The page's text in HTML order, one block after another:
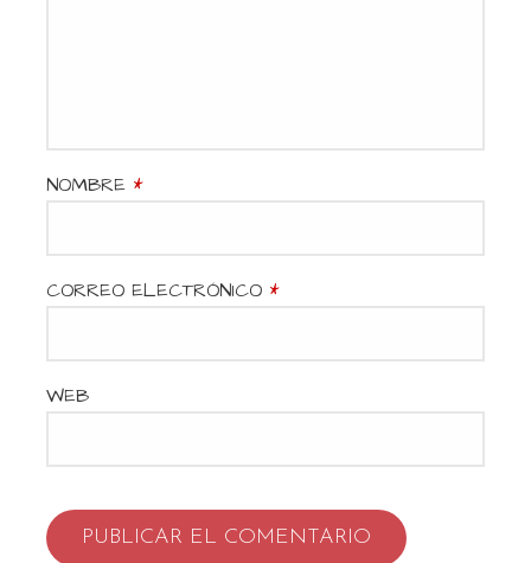
NOMBRE *
CORREO ELECTRÓNICO *
WEB